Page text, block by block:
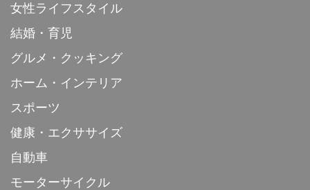
女性ライフスタイル
結婚・育児
グルメ・クッキング
ホーム・インテリア
スポーツ
健康・エクササイズ
自動車
モーターサイクル